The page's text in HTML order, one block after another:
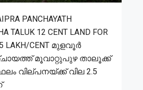
PANCHAYATH
TALUK 12 CENT LAND FOR
LAKH/CENT മുളവൂർ
മൂവാറ്റുപുഴ താലൂക്ക്
വില്പനയ്ക്ക് വില 2.5